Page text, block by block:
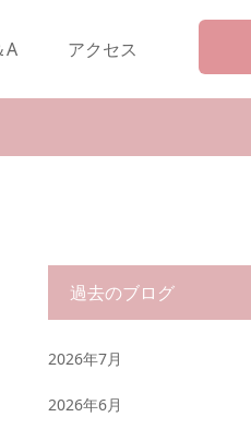
A アクセス
過去のブログ
2026年7月
2026年6月